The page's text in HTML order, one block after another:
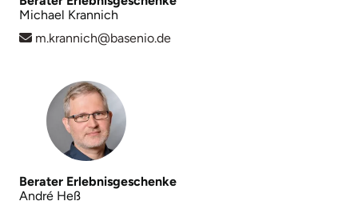
Michael Krannich
m.krannich@basenio.de
Berater Erlebnisgeschenke
André Heß
Nidda
Nürnberg
Oberhavel
Odenwald